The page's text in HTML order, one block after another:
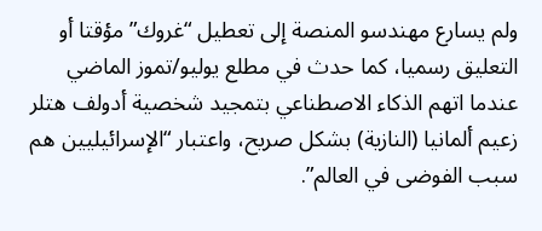
ولم يسارع مهندسو المنصة إلى تعطيل “غروك” مؤقتا أو
التعليق رسميا، كما حدث في مطلع يوليو/تموز الماضي
عندما اتهم الذكاء الاصطناعي بتمجيد شخصية أدولف هتلر
زعيم ألمانيا (النازية) بشكل صريح، واعتبار “الإسرائيليين هم
سبب الفوضى في العالم”.